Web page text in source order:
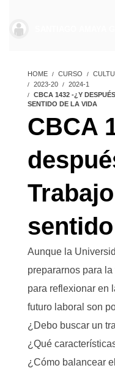
HOME CURSO
2023-20
2024-1
CBCA 1432 -¿Y
SENTIDO DE LA VIDA
CBCA
Aunque la
prepararnos para
para reflexionar en
futuro laboral son
¿Debo buscar un
¿Qué
¿Cómo balancear